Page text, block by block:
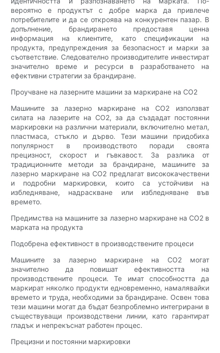
вероятно е продуктът с добре марка да привлече
потребителите и да се откроява на конкурентен пазар. В
допълнение, брандирането предоставя ценна
информация на клиентите, като спецификации на
продукта, предупреждения за безопасност и марки за
съответствие. Следователно производителите инвестират
значително време и ресурси в разработването на
ефективни стратегии за брандиране.
Проучване на лазерните машини за маркиране на CO2
Машините за лазерно маркиране на CO2 използват
силата на лазерите на CO2, за да създадат постоянни
маркировки на различни материали, включително метал,
пластмаса, стъкло и дърво. Тези машини придобиха
популярност в производството поради своята
прецизност, скорост и гъвкавост. За разлика от
традиционните методи за брандиране, машините за
лазерно маркиране на CO2 предлагат висококачествени
и подробни маркировки, които са устойчиви на
избледняване, надраскване или избледняване във
времето.
Предимства на машините за лазерно маркиране на CO2 в
марката на продукта
Подобрена ефективност в производствените процеси
Машините за лазерно маркиране на CO2 могат
значително да повишат ефективността на
производствените процеси. Те имат способността да
маркират няколко продукти едновременно, намалявайки
времето и труда, необходими за брандиране. Освен това
тези машини могат да бъдат безпроблемно интегрирани в
съществуващи производствени линии, като гарантират
гладък и непрекъснат работен процес.
Прецизни и постоянни маркировки